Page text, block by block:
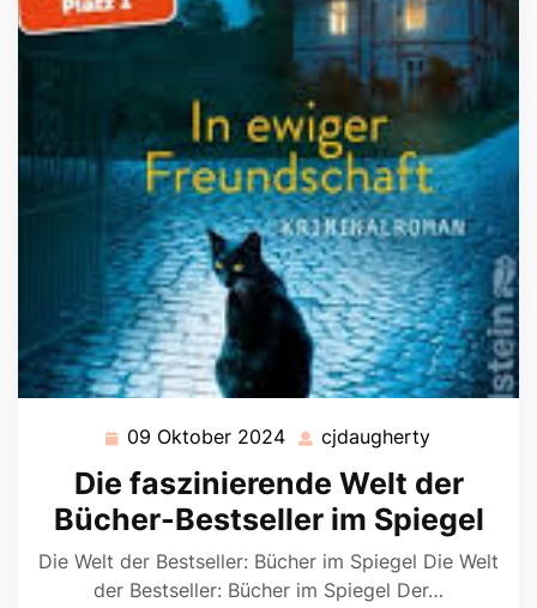
09 Oktober 2024 09
Oktober
2024
cjdaugherty
Die faszinierende Welt der
Bücher-Bestseller im Spiegel
Die Welt der Bestseller: Bücher im Spiegel Die Welt
der Bestseller: Bücher im Spiegel Der…